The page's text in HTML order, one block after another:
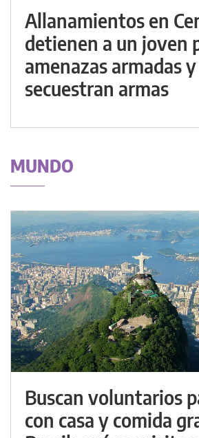
Allanamientos en
detienen a un joven
amenazas armadas y
secuestran armas
MUNDO
Buscan voluntarios
con casa y comida